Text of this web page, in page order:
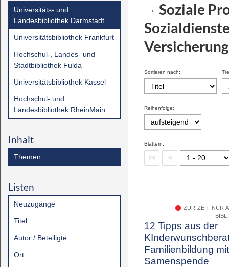
Universitäts- und
Landesbibliothek Darmstadt
Universitätsbibliothek Frankfurt
Hochschul-, Landes- und
Stadtbibliothek Fulda
Universitätsbibliothek Kassel
Hochschul- und
Landesbibliothek RheinMain
Inhalt
Themen
Listen
Neuzugänge
Titel
Autor / Beteiligte
Ort
→ Soziale
Sortieren nach:
Reihenfolge:
Blättern:
ZUR ZEIT NUR
12 Tipps aus der
Familienbildung mit
Samenspende